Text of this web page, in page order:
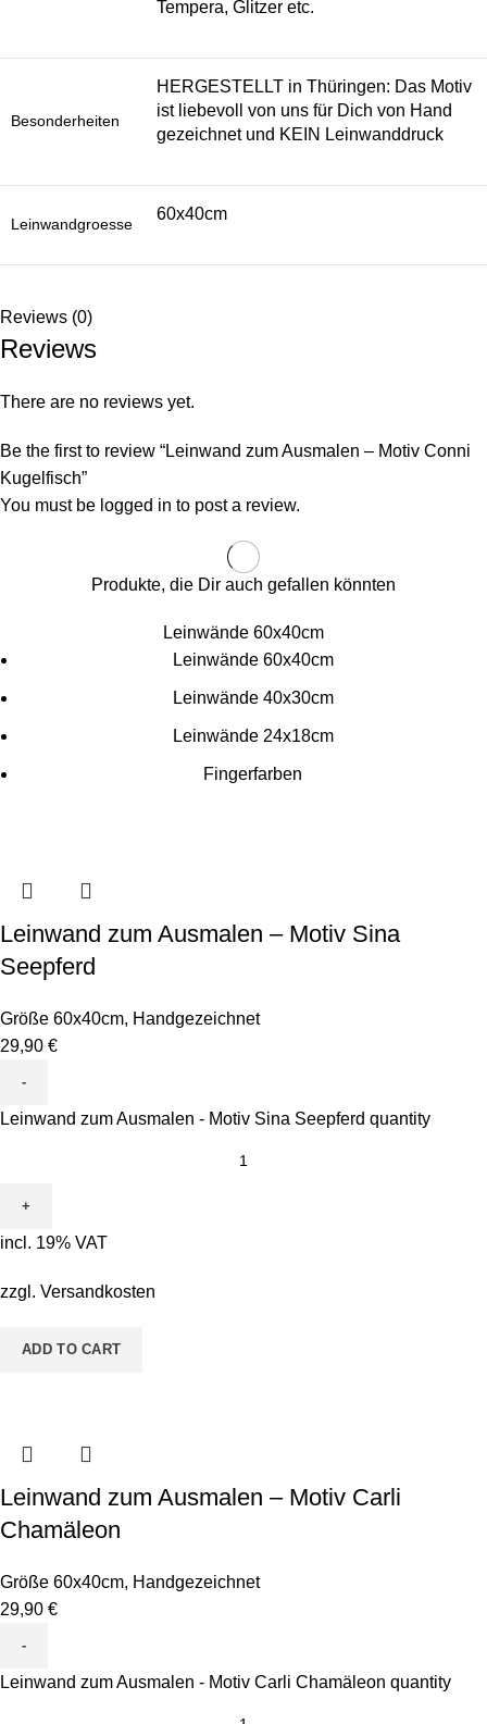
Tempera, Glitzer etc.
Besonderheiten
HERGESTELLT in Thüringen: Das Motiv
ist liebevoll von uns für Dich von Hand
gezeichnet und KEIN Leinwanddruck
Leinwandgroesse
60x40cm
Reviews (0)
Reviews
There are no reviews yet.
Be the first to review “Leinwand zum Ausmalen – Motiv Conni
Kugelfisch”
You must be logged in to post a review.
Produkte, die Dir auch gefallen könnten
Leinwände 60x40cm
Leinwände 60x40cm
Leinwände 40x30cm
Leinwände 24x18cm
Fingerfarben
Leinwand zum Ausmalen – Motiv Sina
Seepferd
Größe 60x40cm, Handgezeichnet
29,90 €
Leinwand zum Ausmalen - Motiv Sina Seepferd quantity
incl. 19% VAT
zzgl. Versandkosten
ADD TO CART
Leinwand zum Ausmalen – Motiv Carli
Chamäleon
Größe 60x40cm, Handgezeichnet
29,90 €
Leinwand zum Ausmalen - Motiv Carli Chamäleon quantity